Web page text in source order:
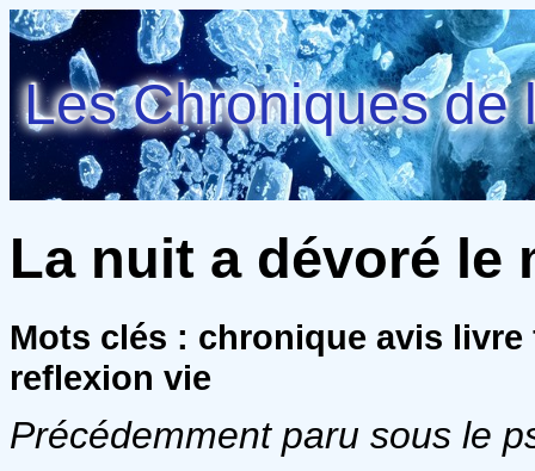
Les Chroniques de
La nuit a dévoré le
Mots clés : chronique avis
reflexion vie
Précédemment paru sous le